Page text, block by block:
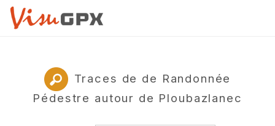
Traces de de Randonnée
Pédestre autour de Ploubazlanec